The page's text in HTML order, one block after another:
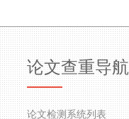
论文查重导航
论文检测系统列表